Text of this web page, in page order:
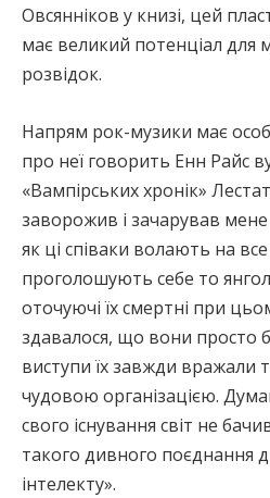
Овсянніков у книзі, цей
має великий потенціал для
розвідок.
Напрям рок-музики має
про неї говорить Енн Райс
«Вампірських хронік»
заворожив і зачарував
як ці співаки волають на
проголошують себе то
оточуючі їх смертні при
здавалося, що вони просто
виступи їх завжди вражали
чудовою організацією.
свого існування світ не
такого дивного поєднання
інтелекту».